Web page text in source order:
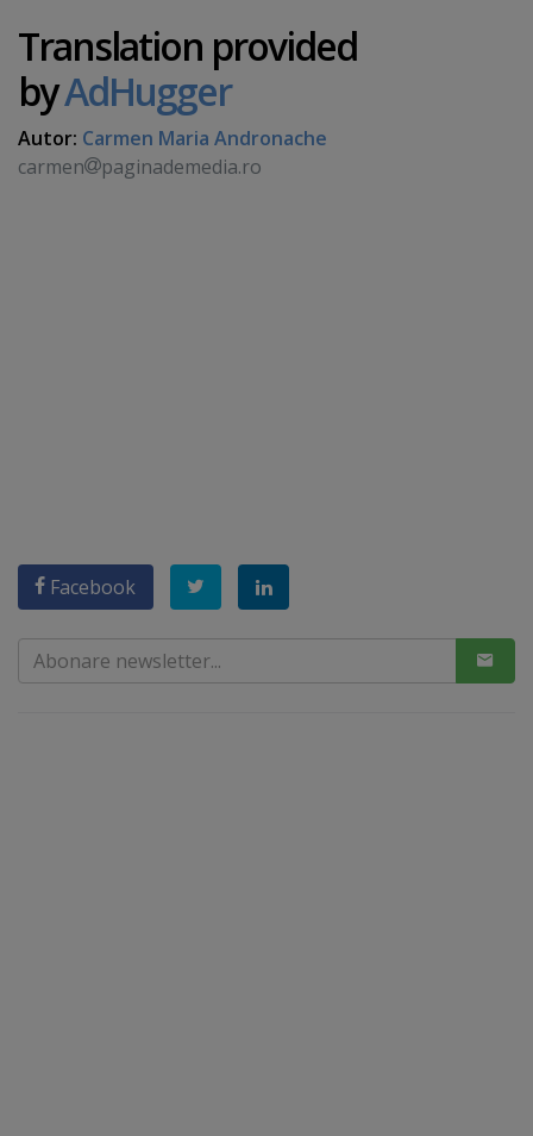
Translation provided
byAdHugger
Autor: Carmen Maria Andronache
carmen
paginademedia.ro
Facebook